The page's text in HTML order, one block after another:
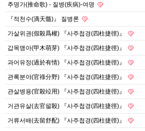
추명가(推命歌) - 질병(疾病)-여명
『적천수(滴天髓)』 질병론
가살위권(假殺爲權) 『사주첩경(四柱捷徑)』
갑목맹아(甲木萌芽) 『사주첩경(四柱捷徑)』
과어유정(過於有情) 『사주첩경(四柱捷徑)』
관록분야(官祿分野) 『사주첩경(四柱捷徑)』
관살병용(官殺竝用) 『사주첩경(四柱捷徑)』
거관유살(去官留殺) 『사주첩경(四柱捷徑)』
거류서배(去留舒配) 『사주첩경(四柱捷徑)』